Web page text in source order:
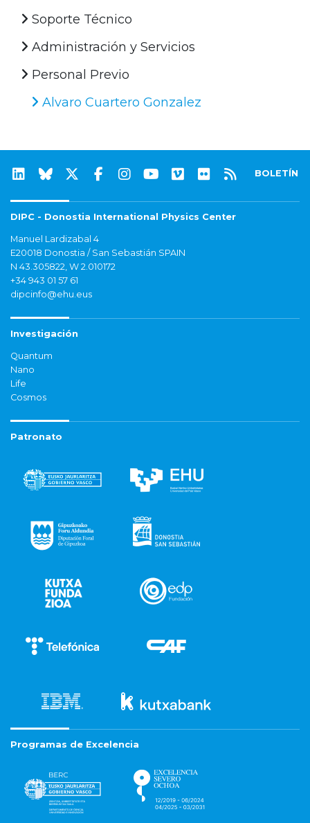
Soporte Técnico
Administración y Servicios
Personal Previo
Alvaro Cuartero Gonzalez
BOLETÍN
DIPC - Donostia International Physics Center
Manuel Lardizabal 4
E20018 Donostia / San Sebastián SPAIN
N 43.305822, W 2.010172
+34 943 01 57 61
dipcinfo@ehu.eus
Investigación
Quantum
Nano
Life
Cosmos
Patronato
Programas de Excelencia